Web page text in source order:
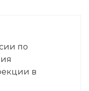
по
в